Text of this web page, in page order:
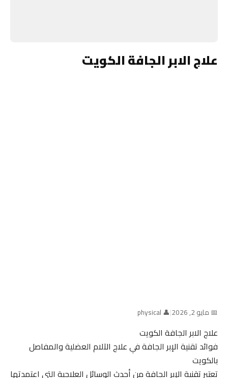
علاج الابر الجافة الكويت
📅 مايو 2, 2026 |
👤 physical
علاج الابر الجافة الكويت
فوائد تقنية الإبر الجافة في علاج الآلام العضلية والمفاصل
بالكويت
تعتبر تقنية الإبر الجافة من أحدث الوسائل العلاجية التي اعتمدتها